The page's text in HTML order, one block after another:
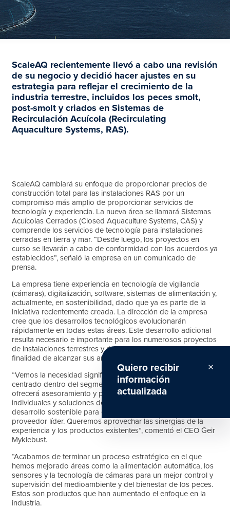
ScaleAQ recientemente llevó a cabo una revisión
de su negocio y decidió hacer ajustes en su
estrategia para reflejar el crecimiento de la
industria terrestre, incluidos los peces smolt,
post-smolt y criados en Sistemas de
Recirculación Acuícola (Recirculating
Aquaculture Systems, RAS).
ScaleAQ cambiará su enfoque de proporcionar precios de
construcción total para las instalaciones RAS por un
compromiso más amplio de proporcionar servicios de
tecnología y experiencia. La nueva área se llamará Sistemas
Acuícolas Cerrados (Closed Aquaculture Systems, CAS) y
comprende los servicios de tecnología para instalaciones
cerradas en tierra y mar. “Desde luego, los proyectos en
curso se llevarán a cabo de conformidad con los acuerdos ya
establecidos”, señaló la empresa en un comunicado de
prensa.
La empresa tiene experiencia en tecnología de vigilancia
(cámaras), digitalización, software, sistemas de alimentación y,
actualmente, en sostenibilidad, dado que ya es parte de la
iniciativa recientemente creada. La dirección de la empresa
cree que los desarrollos tecnológicos evolucionarán
rápidamente en todas estas áreas. Este desarrollo adicional
resulta necesario e importante para los numerosos proyectos
de instalaciones terrestres y de contención cerrada, con la
finalidad de alcanzar sus ambiciosos objetivos.
“Vemos la necesidad significativa de adoptar un enfoque más
centrado dentro del segmento CAS en crecimiento. ScaleAQ
ofrecerá asesoramiento y proporcionará productos
individuales y soluciones de sistemas que contribuyen al
desarrollo sostenible para establecer su posición como
proveedor líder. Queremos aprovechar las sinergias de la
experiencia y los productos existentes”, comentó el CEO Geir
Myklebust.
“Acabamos de terminar un proceso estratégico en el que
hemos mejorado áreas como la alimentación automática, los
sensores y la tecnología de cámaras para un mejor control y
supervisión del medioambiente y del bienestar de los peces.
Estos son productos que han aumentado el enfoque en la
industria.
Quiero recibir
información
actualizada
close